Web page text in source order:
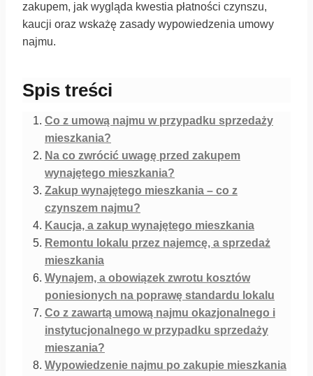
zakupem, jak wygląda kwestia płatności czynszu,
kaucji oraz wskażę zasady wypowiedzenia umowy
najmu.
Spis treści
Co z umową najmu w przypadku sprzedaży
mieszkania?
Na co zwrócić uwagę przed zakupem
wynajętego mieszkania?
Zakup wynajętego mieszkania – co z
czynszem najmu?
Kaucja, a zakup wynajętego mieszkania
Remontu lokalu przez najemcę, a sprzedaż
mieszkania
Wynajem, a obowiązek zwrotu kosztów
poniesionych na poprawę standardu lokalu
Co z zawartą umową najmu okazjonalnego i
instytucjonalnego w przypadku sprzedaży
mieszania?
Wypowiedzenie najmu po zakupie mieszkania